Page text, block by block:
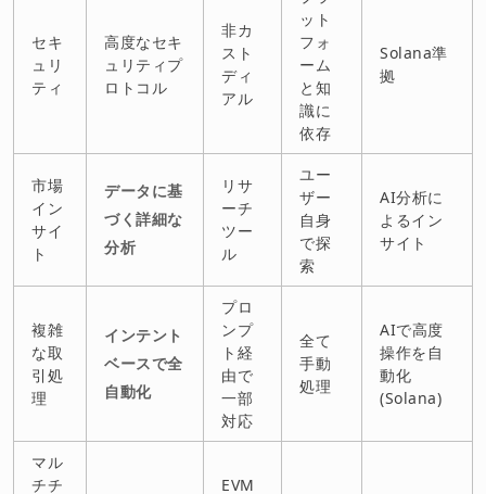
セキ
ュリ
ティ
高度なセキ
ュリティプ
ロトコル
非カ
スト
ディ
アル
ット
フォ
ーム
と知
識に
依存
Solana準
拠
市場
イン
サイ
ト
データに基
づく詳細な
分析
リサ
ーチ
ツー
ル
ユー
ザー
自身
で探
索
AI分析に
よるイン
サイト
複雑
な取
引処
理
インテント
ベースで全
自動化
プロ
ンプ
ト経
由で
一部
対応
全て
手動
処理
AIで高度
操作を自
動化
(Solana)
マル
チチ
EVM